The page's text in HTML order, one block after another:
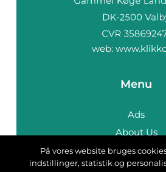
web:
Menu
Ads
About Us
Cookies
Contact
På vores website bruges
indstillinger, statistik og